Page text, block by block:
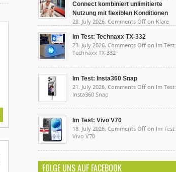
Connect kombiniert unlimitierte
Nutzung mit flexiblen Konditionen
28. July 2026, Comments Off on Klare
unlimitierte Nutzung mit flexiblen Konditionen
Im Test: Technaxx TX-332
23. July 2026, Comments Off on Im Test:
Technaxx TX-332
Im Test: Insta360 Snap
21. July 2026, Comments Off on Im Test:
Insta360 Snap
Im Test: Vivo V70
18. July 2026, Comments Off on Im Test:
Vivo V70
FOLGE UNS AUF FACEBOOK